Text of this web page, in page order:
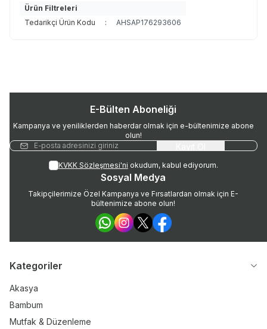
Ürün Filtreleri
Tedarikçi Ürün Kodu
: AHSAP176293606
E-Bülten Aboneliği
Kampanya ve yeniliklerden haberdar olmak için e-bültenimize abone
olun!
KVKK Sözleşmesi'ni okudum, kabul ediyorum.
Sosyal Medya
Takipçilerimize Özel Kampanya ve Fırsatlardan olmak için E-
bültenimize abone olun!
WhatsApp
Instagram
TwitterFacebook
Kategoriler
Akasya
Bambum
Mutfak & Düzenleme